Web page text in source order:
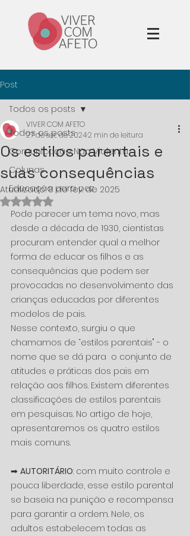
Post
Todos os posts
Comunicação Não Violenta
Colunas
Educação para paz
Todos os posts
Os estilos parentais e
suas consequências
VIVER COM AFETO
27 de set. de 20242 min de leitura
Atualizado:8 de fev. de 2025
Avaliado com NaN de 5 estrelas.
Pode parecer um tema novo, mas
desde a década de 1930, cientistas
procuram entender qual a melhor
forma de educar os filhos e as
consequências que podem ser
provocadas no desenvolvimento das
crianças educadas por diferentes
modelos de pais.
Nesse contexto, surgiu o que
chamamos de “estilos parentais" - o
nome que se dá para  o conjunto de
atitudes e práticas dos pais em
relação aos filhos. Existem diferentes
classificações de estilos parentais
em pesquisas. No artigo de hoje,
apresentaremos os quatro estilos
mais comuns.
➡ AUTORITÁRIO: com muito controle e
pouca liberdade, esse estilo parental
se baseia na punição e recompensa
para garantir a ordem. Nele, os
adultos estabelecem todas as